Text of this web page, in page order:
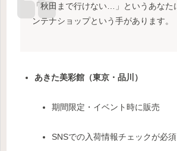
「秋田まで行けない…」というあなた
ンテナショップという手があります。
あきた美彩館（東京・品川）
期間限定・イベント時に販売
SNSでの入荷情報チェックが必須